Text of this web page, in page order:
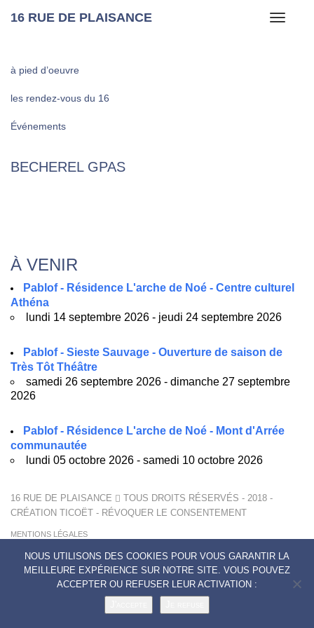
Toggle
16 RUE DE PLAISANCE
à pied d’oeuvre
les rendez-vous du 16
Événements
BECHEREL GPAS
À VENIR
Pablof - Résidence L'arche de Noé - Centre culturel
Athéna
lundi 14 septembre 2026 - jeudi 24 septembre 2026
Pablof - Sieste Sauvage - Ouverture de saison de
Très Tôt Théâtre
samedi 26 septembre 2026 - dimanche 27 septembre
2026
Pablof - Résidence L'arche de Noé - Mont d'Arrée
communautée
lundi 05 octobre 2026 - samedi 10 octobre 2026
16 RUE DE PLAISANCE
TOUS DROITS RÉSERVÉS - 2018 -
CRÉATION TICOËT - RÉVOQUER LE CONSENTEMENT
MENTIONS LÉGALES
CONTACTS
NOUS UTILISONS DES COOKIES POUR VOUS GARANTIR LA
MEILLEURE EXPÉRIENCE SUR NOTRE SITE. VOUS POUVEZ
ACCEPTER OU REFUSER LEUR ACTIVATION :